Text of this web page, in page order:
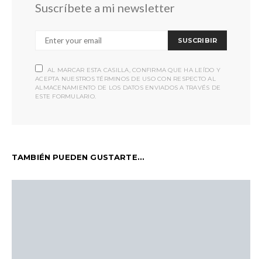
Suscríbete a mi newsletter
SUSCRIBIR
AL MARCAR ESTA CASILLA, CONFIRMA QUE HA LEÍDO Y
ACEPTA NUESTROS TÉRMINOS DE USO CON RESPECTO AL
ALMACENAMIENTO DE LOS DATOS ENVIADOS A TRAVÉS DE
ESTE FORMULARIO.
TAMBIÉN PUEDEN GUSTARTE...